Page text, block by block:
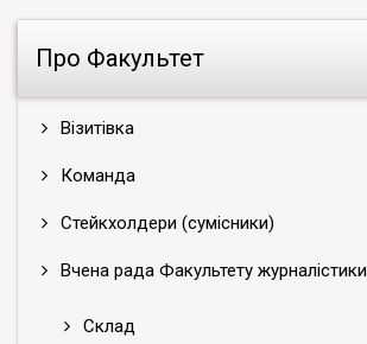
Про Факультет
Візитівка
Команда
Стейкхолдери (сумісники)
Вчена рада Факультету журналістики
Склад